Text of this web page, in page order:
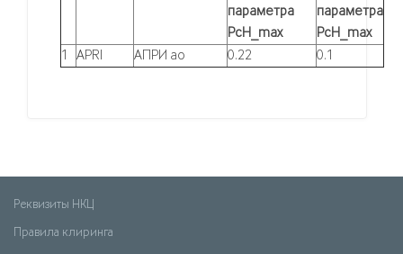
параметра
PcH_max
параметра
PcH_max
1
APRI АПРИ ао 0.22 0.1
Реквизиты НКЦ
Правила клиринга